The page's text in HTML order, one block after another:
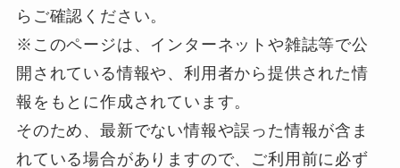
らご確認ください。
※このページは、インターネットや雑誌等で公
開されている情報や、利用者から提供された情
報をもとに作成されています。
そのため、最新でない情報や誤った情報が含ま
れている場合がありますので、ご利用前に必ず